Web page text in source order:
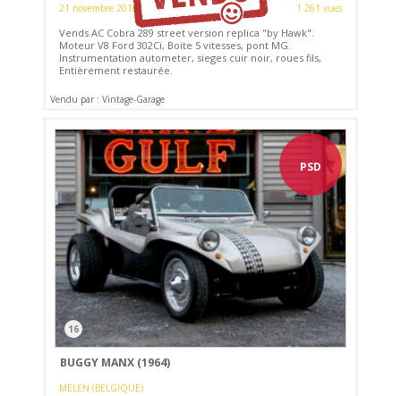
21 novembre 2018 1 261 vues
Vends AC Cobra 289 street version replica "by Hawk".
Moteur V8 Ford 302Ci, Boite 5 vitesses, pont MG.
Instrumentation autometer, sieges cuir noir, roues fils,
Entièrement restaurée.
Vendu par : Vintage-Garage
PSD
16
BUGGY MANX (1964)
MELEN (BELGIQUE)